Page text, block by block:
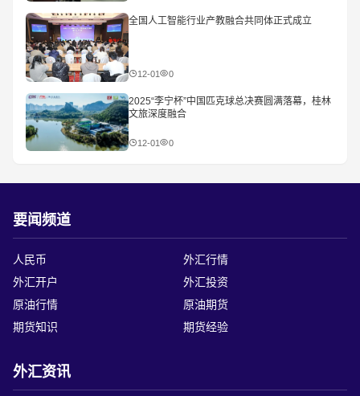
全国人工智能行业产教融合共同体正式成立
12-01 0
2025“李宁杯”中国匹克球总决赛圆满落幕，桂林
文旅深度融合
12-01 0
要闻频道
人民币
外汇行情
外汇开户
外汇投资
原油行情
原油期货
期货知识
期货经验
外汇资讯